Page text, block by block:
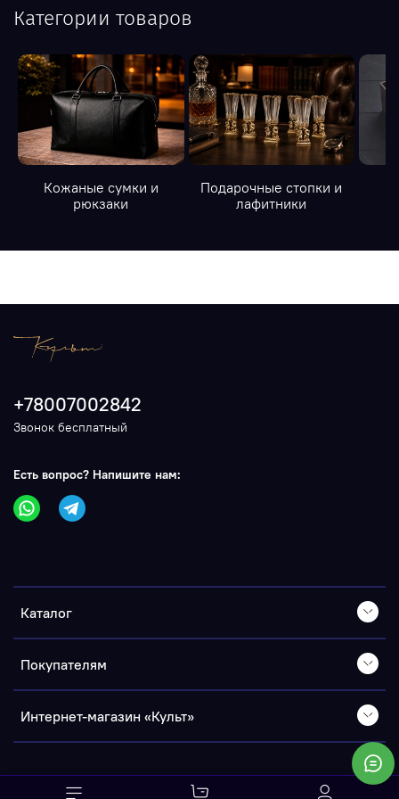
Категории товаров
Кожаные сумки и
рюкзаки
Подарочные стопки и
лафитники
Каталог
Покупателям
Интернет-магазин «Культ»
+78007002842
Звонок бесплатный
Есть вопрос? Напишите нам: